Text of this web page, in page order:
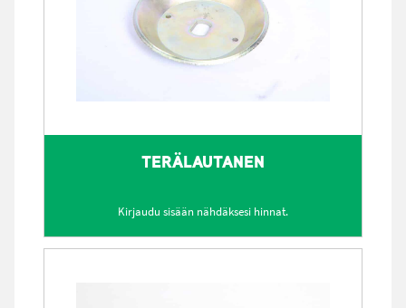
TERÄLAUTANEN
Kirjaudu sisään nähdäksesi hinnat.